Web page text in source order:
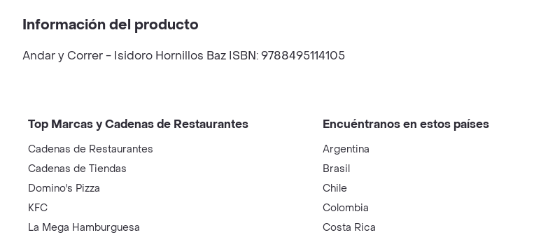
Información del producto
Andar y Correr - Isidoro Hornillos Baz ISBN: 9788495114105
Top Marcas y Cadenas de Restaurantes
Cadenas de Restaurantes
Cadenas de Tiendas
Domino's Pizza
KFC
La Mega Hamburguesa
Encuéntranos en estos países
Argentina
Brasil
Chile
Colombia
Costa Rica